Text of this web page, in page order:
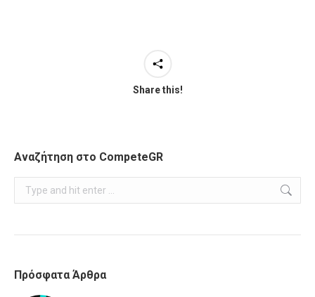
Share this!
Αναζήτηση στο CompeteGR
Search:
Πρόσφατα Άρθρα